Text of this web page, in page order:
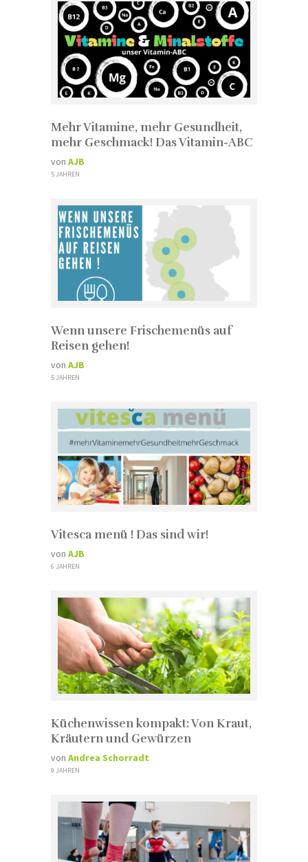
Mehr Vitamine, mehr Gesundheit,
mehr Geschmack! Das Vitamin-ABC
von AJB
5 JAHREN
Wenn unsere Frischemenüs auf
Reisen gehen!
von AJB
5 JAHREN
Vitesca menü ! Das sind wir!
von AJB
6 JAHREN
Küchenwissen kompakt: Von Kraut,
Kräutern und Gewürzen
von Andrea Schorradt
9 JAHREN